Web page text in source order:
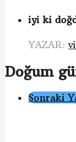
iyi ki
YAZAR:
Doğum
Gönderi
Sonraki